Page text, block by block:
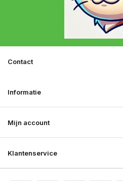
Klantenservice
Mijn account
Informatie
Contact